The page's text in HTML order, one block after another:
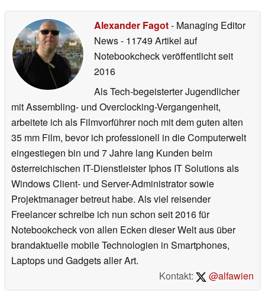
Alexander Fagot- Managing Editor
News- 11749 Artikel auf
Notebookcheck veröffentlichtseit
2016
Als Tech-begeisterter Jugendlicher
mit Assembling- und Overclocking-Vergangenheit,
arbeitete ich als Filmvorführer noch mit dem guten alten
35 mm Film, bevor ich professionell in die Computerwelt
eingestiegen bin und 7 Jahre lang Kunden beim
österreichischen IT-Dienstleister Iphos IT Solutions als
Windows Client- und Server-Administrator sowie
Projektmanager betreut habe. Als viel reisender
Freelancer schreibe ich nun schon seit 2016 für
Notebookcheck von allen Ecken dieser Welt aus über
brandaktuelle mobile Technologien in Smartphones,
Laptops und Gadgets aller Art.
Kontakt:
@alfawien